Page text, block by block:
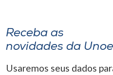
Receba as
novidades da
Usaremos seus dados